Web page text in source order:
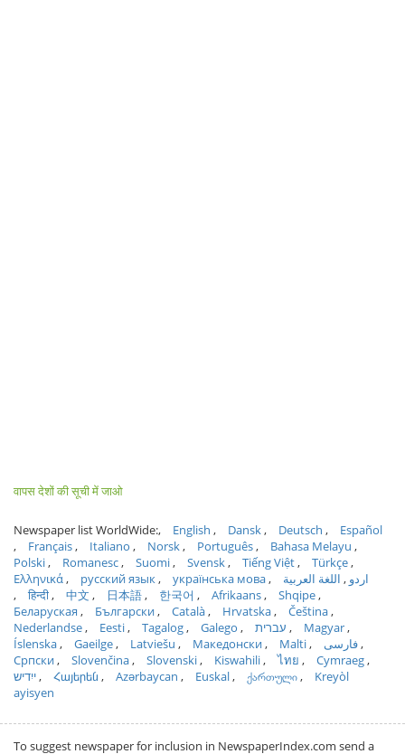
वापस देशों की सूची में जाओ
Newspaper list WorldWide: English Dansk Deutsch
Español
Français
Italiano Norsk Português
Bahasa Melayu
Polski
Romanesc Suomi Svensk Tiếng Việt
Türkçe
Ελληνικά
русский язык українська мова اردو
اللغة العربية
हिन्दी
中文 日本語 한국어 Afrikaans
Shqipe
Беларуская
Български Català Hrvatska
Čeština
Nederlandse
Eesti Tagalog Galego עברית
Magyar
Íslenska
Gaeilge Latviešu Македонски Malti
فارسی
Српски
Slovenčina Slovenski Kiswahili ไทย
Cymraeg
ייִדיש
Հայերեն Azərbaycan Euskal ქართული
Kreyòl
ayisyen
To suggest newspaper for inclusion in NewspaperIndex.com send a